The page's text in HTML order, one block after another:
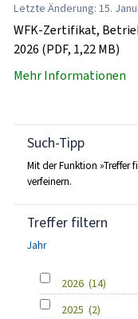
Letzte Änderung: 15.
WFK-Zertifikat,
2026 (PDF, 1,22 MB)
Mehr Informationen
Such-Tipp
Mit der Funktion »Treffer
verfeinern.
Treffer filtern
Jahr
2026 (14)
2025 (2)